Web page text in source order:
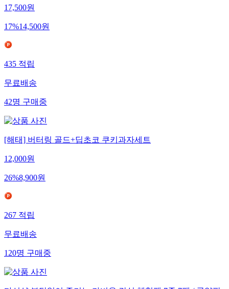
17,500원
17%14,500원
435적립
무료배송
42명구매중
[해태] 버터링 골드+딥초코 쿠키과자세트
12,000원
26%8,900원
267적립
무료배송
120명구매중